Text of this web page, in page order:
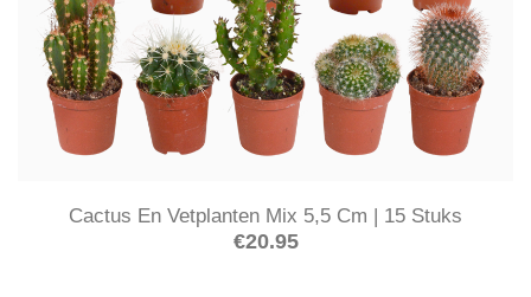
Cactus En Vetplanten Mix 5,5 Cm | 15 Stuks
€20.95